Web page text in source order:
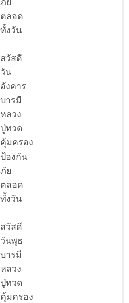
ภัย
ตลอด
ทั้งวัน
สวัสดี
วัน
อังคาร
บารมี
หลวง
ปู่ทวด
คุ้มครอง
ป้องกัน
ภัย
ตลอด
ทั้งวัน
สวัสดี
วันพุธ
บารมี
หลวง
ปู่ทวด
คุ้มครอง